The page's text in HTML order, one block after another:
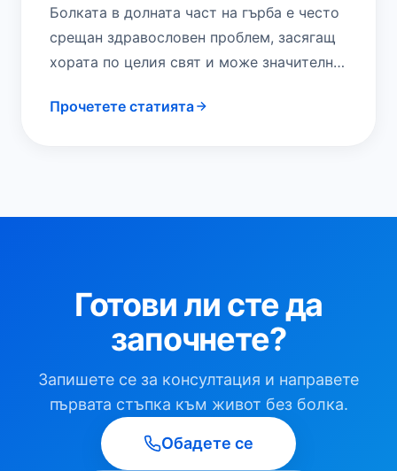
Болката в долната част на гърба е често
срещан здравословен проблем, засягащ
хората по целия свят и може значително
качеството…
Прочетете статията
Готови ли сте да
започнете?
Запишете се за консултация и направете
първата стъпка към живот без болка.
Обадете се